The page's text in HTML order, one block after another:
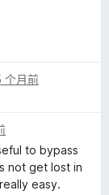
个月前
to bypass
not get lost in
easy.